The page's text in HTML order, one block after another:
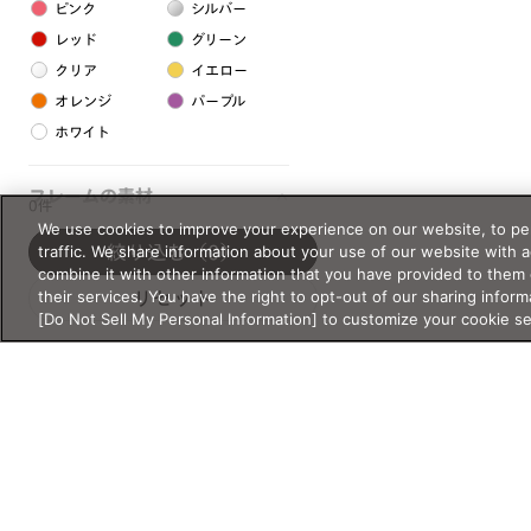
ピンク シルバー
レッド グリーン
クリア イエロー
オレンジ パープル
ホワイト
フレームの素材
プラスチック系
樹脂
0件
リセット
絞り込む（0）
We use cookies to improve your experience on our website, to
traffic. We share information about your use of our website with
combine it with other information that you have provided to
their services. You have the right to opt-out of our sharing
[Do Not Sell My Personal Information] to customize your cookie